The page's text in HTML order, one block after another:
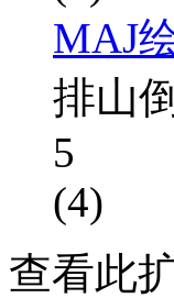
MAJ
排山
5
(4)
查看此